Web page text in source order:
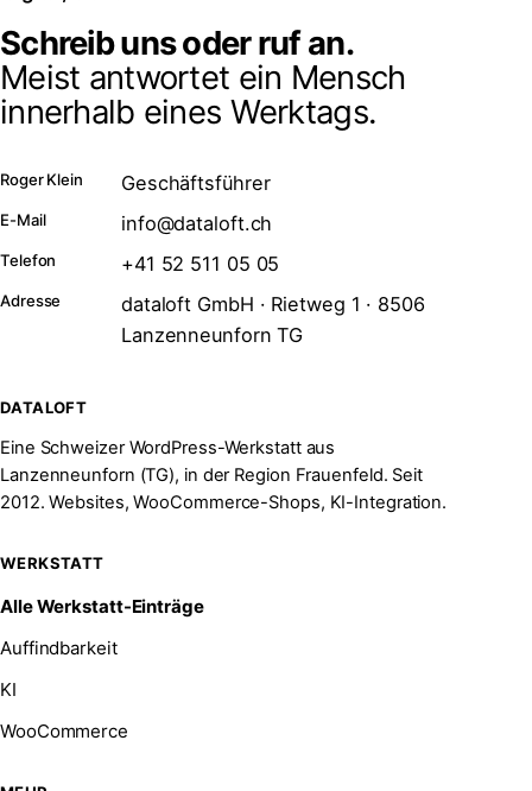
Schreib uns oder ruf an.
Meist antwortet ein Mensch
innerhalb eines Werktags.
Roger Klein Geschäftsführer
E-Mail info@dataloft.ch
Telefon +41 52 511 05 05
Adresse
dataloft GmbH · Rietweg 1 · 8506
Lanzenneunforn TG
DATALOFT
Eine Schweizer WordPress-Werkstatt aus
Lanzenneunforn (TG), in der Region Frauenfeld. Seit
2012. Websites, WooCommerce-Shops, KI-Integration.
WERKSTATT
Alle Werkstatt-Einträge
Auffindbarkeit
KI
WooCommerce